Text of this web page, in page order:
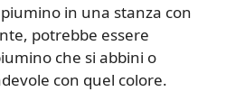
in una stanza con
potrebbe essere
che si abbini o
con quel colore.